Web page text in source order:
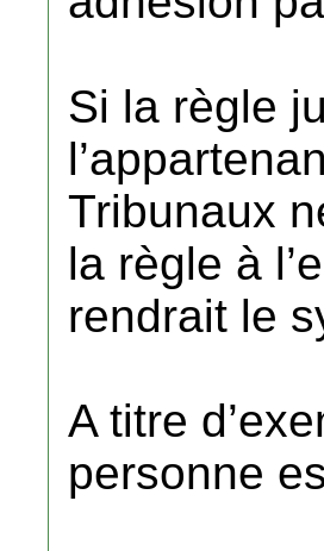
Si la règle
Tribunaux
la règle à
rendrait le
A titre
personne